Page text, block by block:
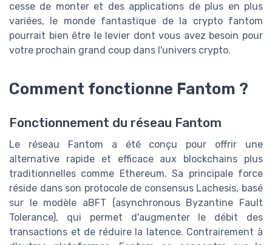
cesse de monter et des applications de plus en plus
variées, le monde fantastique de la crypto fantom
pourrait bien être le levier dont vous avez besoin pour
votre prochain grand coup dans l'univers crypto.
Comment fonctionne Fantom ?
Fonctionnement du réseau Fantom
Le réseau Fantom a été conçu pour offrir une
alternative rapide et efficace aux blockchains plus
traditionnelles comme Ethereum. Sa principale force
réside dans son protocole de consensus Lachesis, basé
sur le modèle aBFT (asynchronous Byzantine Fault
Tolerance), qui permet d'augmenter le débit des
transactions et de réduire la latence. Contrairement à